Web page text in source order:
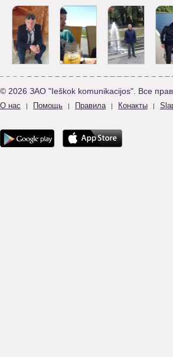
© 2026 ЗАО "Ieškok komunikacijos". Все
О нас | Помощь | Правила | Конакты |